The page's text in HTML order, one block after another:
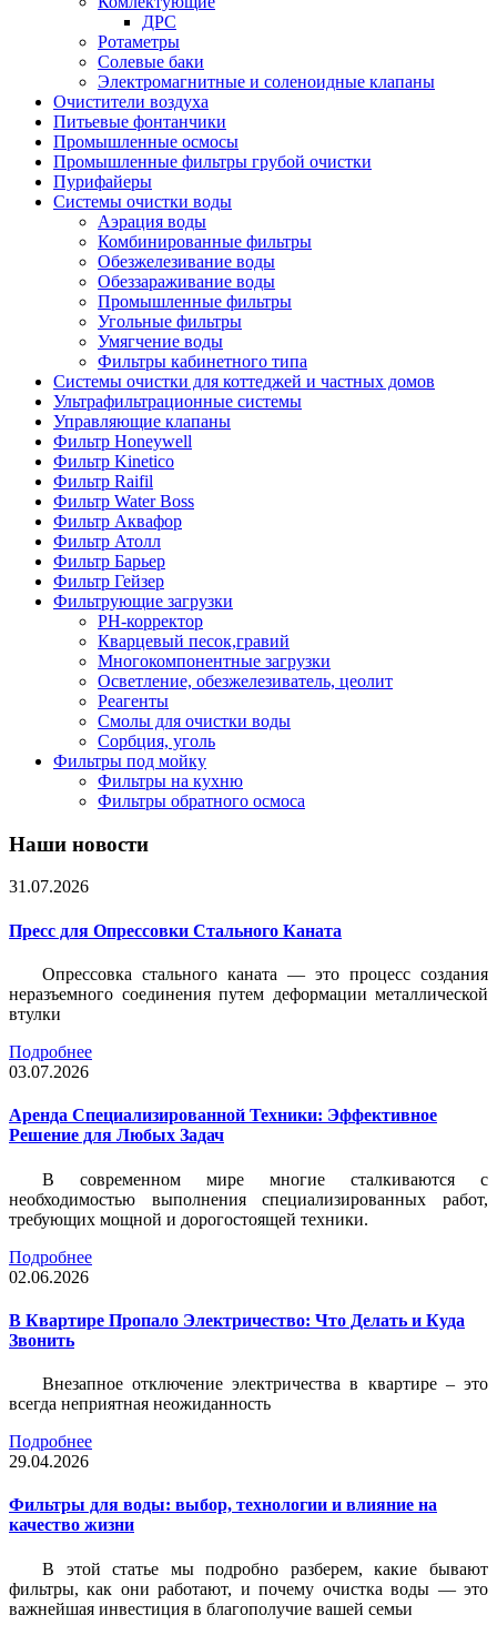
ДРС
Ротаметры
Солевые баки
Электромагнитные и соленоидные клапаны
Очистители воздуха
Питьевые фонтанчики
Промышленные осмосы
Промышленные фильтры грубой очистки
Пурифайеры
Системы очистки воды
Аэрация воды
Комбинированные фильтры
Обезжелезивание воды
Обеззараживание воды
Промышленные фильтры
Угольные фильтры
Умягчение воды
Фильтры кабинетного типа
Системы очистки для коттеджей и частных домов
Ультрафильтрационные системы
Управляющие клапаны
Фильтр Honeywell
Фильтр Kinetico
Фильтр Raifil
Фильтр Water Boss
Фильтр Аквафор
Фильтр Атолл
Фильтр Барьер
Фильтр Гейзер
Фильтрующие загрузки
PH-корректор
Кварцевый песок,гравий
Многокомпонентные загрузки
Осветление, обезжелезиватель, цеолит
Реагенты
Смолы для очистки воды
Сорбция, уголь
Фильтры под мойку
Фильтры на кухню
Фильтры обратного осмоса
Наши новости
31.07.2026
Пресс для Опрессовки Стального Каната
Опрессовка стального каната — это процесс создания
неразъемного соединения путем деформации металлической
втулки
Подробнее
03.07.2026
Аренда Специализированной Техники: Эффективное
Решение для Любых Задач
В современном мире многие сталкиваются с
необходимостью выполнения специализированных работ,
требующих мощной и дорогостоящей техники.
Подробнее
02.06.2026
В Квартире Пропало Электричество: Что Делать и Куда
Звонить
Внезапное отключение электричества в квартире – это
всегда неприятная неожиданность
Подробнее
29.04.2026
Фильтры для воды: выбор, технологии и влияние на
качество жизни
В этой статье мы подробно разберем, какие бывают
фильтры, как они работают, и почему очистка воды — это
важнейшая инвестиция в благополучие вашей семьи